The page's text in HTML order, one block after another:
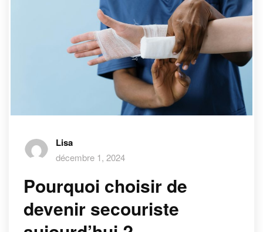
Lisa
décembre 1, 2024
Pourquoi choisir de
devenir secouriste